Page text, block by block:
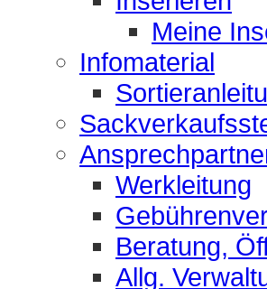
Meine
Infomaterial
Werkleitung
Beratung,
Allg.